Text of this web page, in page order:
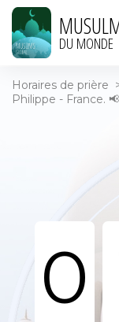
DU MONDE
Horaires de prière
Philippe - France.
0